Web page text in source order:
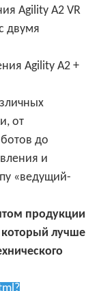
Agility A2 VR
двумя
Agility A2 +
от
до
и
«ведущий-
продукции
который лучше